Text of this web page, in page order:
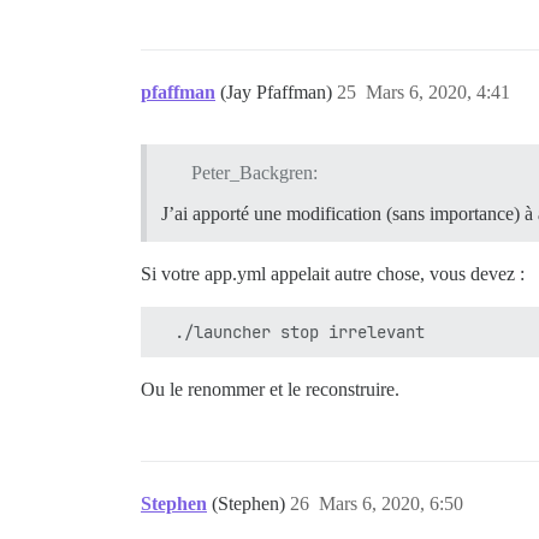
pfaffman (Jay Pfaffman) Mars 6, 2020, 4:41
25
Peter_Backgren:
J’ai apporté une modification (sans importance)
Si votre app.yml appelait autre chose, vous devez :
Ou le renommer et le reconstruire.
Stephen (Stephen) Mars 6, 2020, 6:50
26